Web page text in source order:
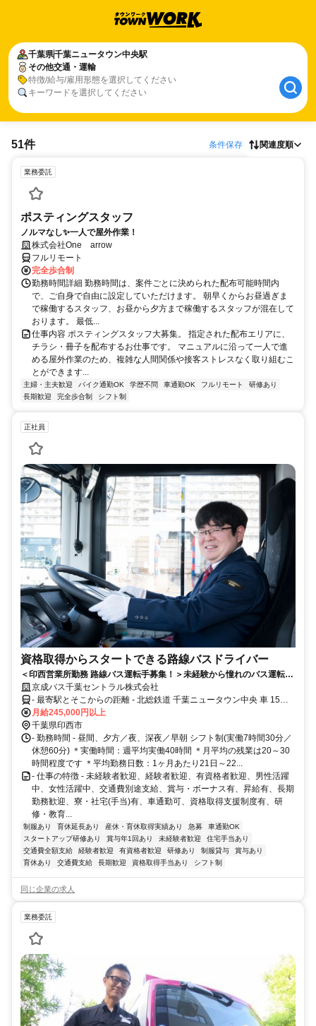
千葉県千葉ニュータウン中央駅
その他交通・運輸
特徴/給与/雇用形態を選択してください
キーワードを選択してください
51件 条件保存 関連度順
業務委託
ポスティングスタッフ
ノルマなし✨一人で屋外作業！
株式会社One arrow
フルリモート
完全歩合制
勤務時間詳細 勤務時間は、案件ごとに決められた配布可能時間内
で、ご自身で自由に設定していただけます。 朝早くからお昼過ぎま
で稼働するスタッフ、お昼から夕方まで稼働するスタッフが混在して
おります。 最低...
仕事内容 ポスティングスタッフ大募集。 指定された配布エリアに、
チラシ・冊子を配布するお仕事です。 マニュアルに沿って一人で進
める屋外作業のため、複雑な人間関係や接客ストレスなく取り組むこ
とができます...
主婦・主夫歓迎 バイク通勤OK 学歴不問 車通勤OK フルリモート
研修あり
長期歓迎
完全歩合制 シフト制
正社員
資格取得からスタートできる路線バスドライバー
＜印西営業所勤務 路線バス運転手募集！＞未経験から憧れのバス運転手
デビュー！未経験スタートでも安心の運転士養成制度があります♪大型二
種免許取得の教習費用は当社が全額負担！
京成バス千葉セントラル株式会社
- 最寄駅とそこからの距離 - 北総鉄道 千葉ニュータウン中央 車 15分
北総鉄道 印西牧の原 車 11分
月給245,000円以上
千葉県印西市
- 勤務時間 - 昼間、夕方／夜、深夜／早朝 シフト制(実働7時間30分／
休憩60分) ＊実働時間：週平均実働40時間 ＊月平均の残業は20～30
時間程度です ＊平均勤務日数：1ヶ月あたり21日～22...
- 仕事の特徴 - 未経験者歓迎、経験者歓迎、有資格者歓迎、男性活躍
中、女性活躍中、交通費別途支給、賞与・ボーナス有、昇給有、長期
勤務歓迎、寮・社宅(手当)有、車通勤可、資格取得支援制度有、研
修・教育...
制服あり 育休延長あり 産休・育休取得実績あり 急募
車通勤OK
スタートアップ研修あり
賞与年1回あり 未経験者歓迎
住宅手当あり
交通費全額支給
経験者歓迎 有資格者歓迎 研修あり 制服貸与
賞与あり
育休あり
交通費支給 長期歓迎 資格取得手当あり シフト制
同じ企業の求人
業務委託